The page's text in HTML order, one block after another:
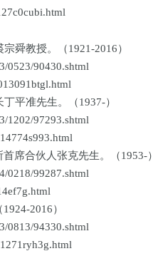
舜教授。（1921-2016）
90430.shtml
平准先生。（1937-）
97293.shtml
合伙人张克先生。（1953-）
99287.shtml
2016）
94330.shtml